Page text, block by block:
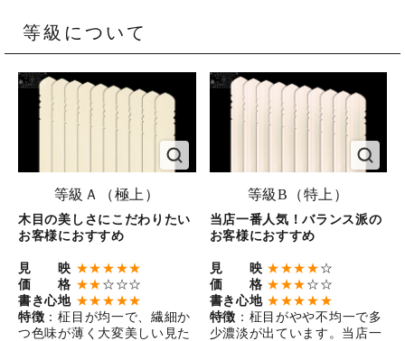
等級について
等級Ａ（極上）
木目の美しさにこだわりたい
お客様におすすめ
見 映 ★★★★★
価 格 ★★ ☆☆☆
書き心地 ★★★★★
特徴 ：柾目が均一で、繊細か
つ色味が薄く大変美しい見た
等級B（特上）
当店一番人気！バランス派の
お客様におすすめ
見 映 ★★★★ ☆
価 格 ★★★ ☆☆
書き心地 ★★★★★
特徴 ：柾目がやや不均一で多
少濃淡が出ています。当店一